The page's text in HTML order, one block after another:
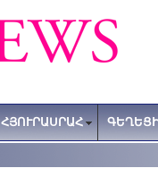
ՀՅՈՒՐԱՍՐԱՀ